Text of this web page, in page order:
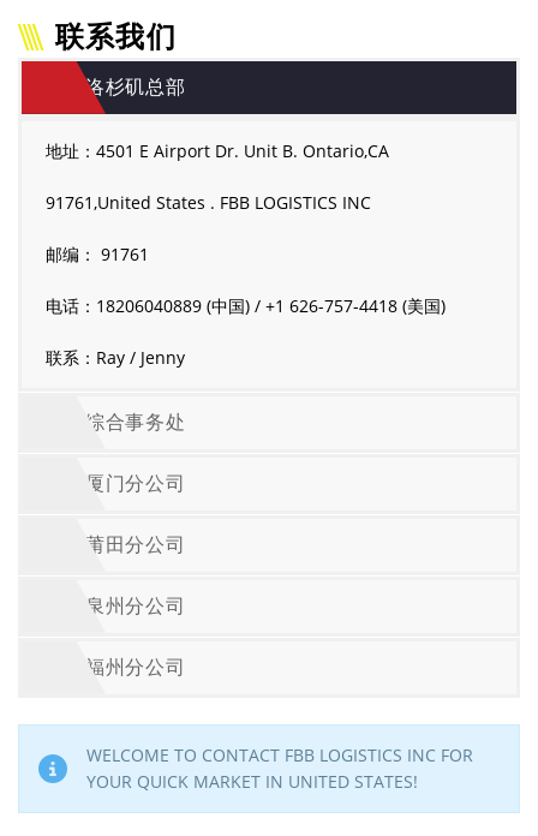
联系我们
洛杉矶总部
地址：4501 E Airport Dr. Unit B. Ontario,CA
91761,United States . FBB LOGISTICS INC
邮编： 91761
电话：18206040889 (中国) / +1 626-757-4418 (美国)
联系：Ray / Jenny
综合事务处
厦门分公司
莆田分公司
泉州分公司
福州分公司
WELCOME TO CONTACT FBB LOGISTICS INC FOR
YOUR QUICK MARKET IN UNITED STATES!